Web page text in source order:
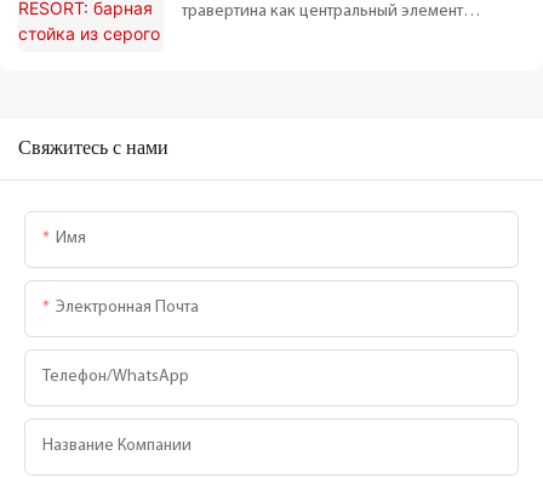
травертина как центральный элемент
Свяжитесь с нами
Имя
Электронная Почта
Телефон/WhatsApp
Название Компании